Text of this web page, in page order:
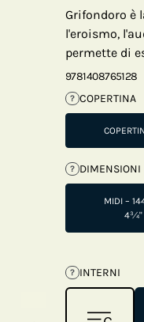
Grifondoro è
l'eroismo,
permette di
9781408765128
? COPERTINA
? DIMENSIONI
MIDI –
4¾"
? INTERNI